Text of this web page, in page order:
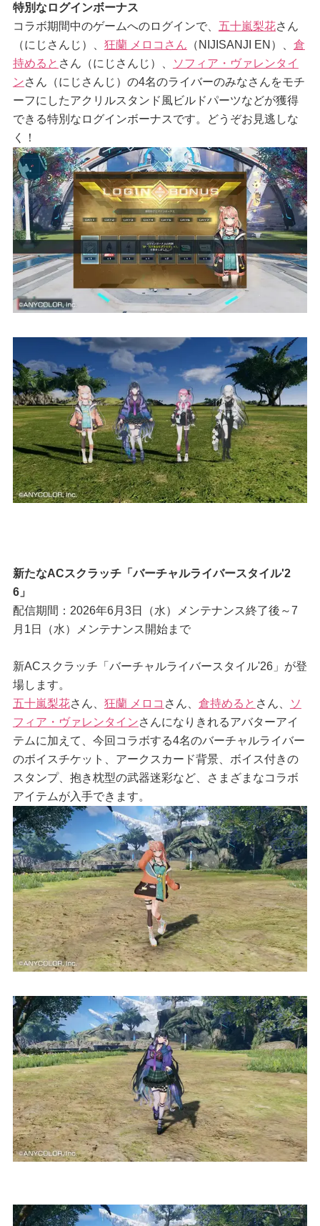
特別なログインボーナス
コラボ期間中のゲームへのログインで、 五十嵐梨花さん
（にじさんじ）、 狂蘭 メロコさん （NIJISANJI EN）、 倉
持めると さん（にじさんじ）、
ソフィア・ヴァレンタイ
ンさん（にじさんじ）の4名のライバーのみなさんをモチ
ーフにしたアクリルスタンド風ビルドパーツなどが獲得
できる特別なログインボーナスです。どうぞお見逃しな
く！
新たなACスクラッチ「バーチャルライバースタイル'2
6」
配信期間：2026年6月3日（水）メンテナンス終了後～7
月1日（水）メンテナンス開始まで
新ACスクラッチ「バーチャルライバースタイル'26」が登
場します。
五十嵐梨花さん、 狂蘭 メロコ さん、 倉持めると さん、
ソ
フィア・ヴァレンタインさんになりきれるアバターアイ
テムに加えて、今回コラボする4名のバーチャルライバー
のボイスチケット、アークスカード背景、ボイス付きの
スタンプ、抱き枕型の武器迷彩など、さまざまなコラボ
アイテムが入手できます。